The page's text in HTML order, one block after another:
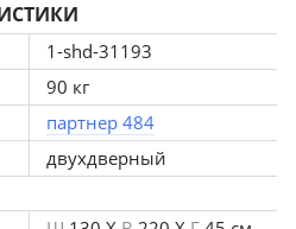
профиля: хром матовый, Тип
сборка: да.
1-shd-31193
90 кг
партнер 484
двухдверный